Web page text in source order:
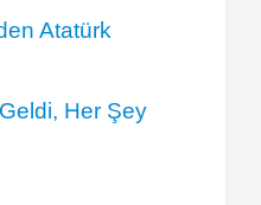
Atatürk
Her Şey